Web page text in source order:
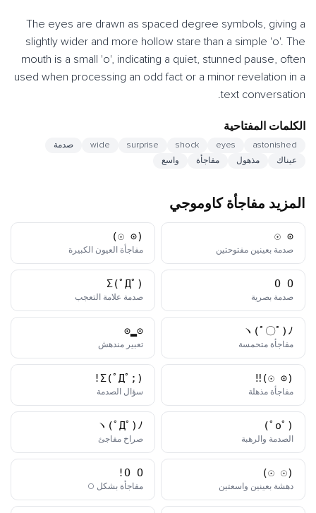
The eyes are drawn as spaced degree symbols, giving a
slightly wider and more hollow stare than a simple 'o'. The
mouth is a small 'o', indicating a quiet, stunned pause, often
used when processing an odd fact or a minor revelation in a
text conversation.
الكلمات المفتاحية
astonished
eyes
shock
surprise
wide
صدمة
عيناك
مذهول مفاجأة واسع
المزيد مفاجأة كاوموجي
⊙_☉
صدمة بعينين مفتوحتين
(⊙_☉)
مفاجأة العيون الكبيرة
O_O
صدمة بصرية
Σ(ﾟДﾟ)
صدمة علامة التعجبكاوموجي
ヽ(ﾟ〇ﾟ)ﾉ
مفاجأة متحمسة
⊙▂⊙
تعبير مندهش
(⊙_☉)‼
مفاجأة مذهلة
Σ(ﾟДﾟ;)!
سؤال الصدمة
(ﾟoﾟ)
الصدمة والرهبة
ヽ(ﾟДﾟ)ﾉ
صراخ مفاجئكاوموجي
(☉_☉)
دهشة بعينين واسعتين
O_O!
مفاجأة بشكل O